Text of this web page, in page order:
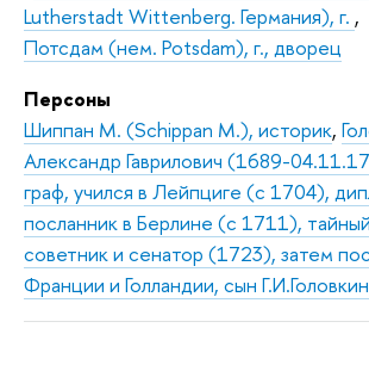
Lutherstadt Wittenberg. Германия), г. ,
Потсдам (нем. Potsdam), г., дворец
Персоны
Шиппан М. (Schippan M.), историк,
Александр Гаврилович (1689-
граф, учился в Лейпциге (с 1704),
посланник в Берлине (с 1711), тайный
советник и сенатор (1723), затем
Франции и Голландии, сын